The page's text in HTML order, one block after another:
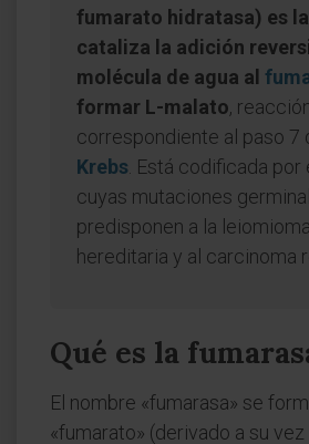
fumarato hidratasa) es
cataliza la adición
molécula de agua al
formar L-malato,
correspondiente al paso 7
Krebs . Está codificada por
cuyas mutaciones
predisponen a la
hereditaria y al carcinoma
Qué es la
El nombre «fumarasa» se
«fumarato» (derivado a su vez